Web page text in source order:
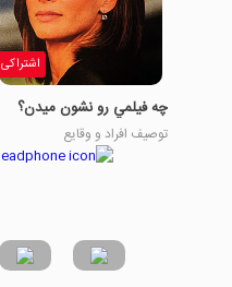
اشتراکی
چه فيلمي رو نشون ميدن؟
توصیف افراد و وقایع